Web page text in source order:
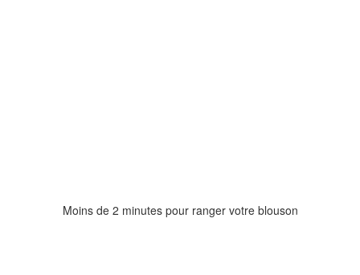
Moins de 2 minutes pour ranger votre blouson